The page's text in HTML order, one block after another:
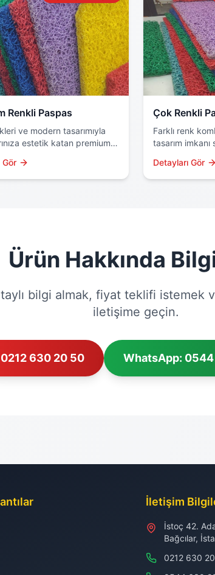
Renkli Paspas
ve modern tasarımıyla
estetik katan premium
ve özel boyama teknolojisi
Gör
Çok Renkli
Farklı renk
tasarım
renkli kullanım
Detayları Gör
Ürün Hakkında
bilgi almak, fiyat teklifi istemek
iletişime geçin.
0212 630 20 50 WhatsApp:
İletişim
İstoç 42.
Bağcılar,
0212 630